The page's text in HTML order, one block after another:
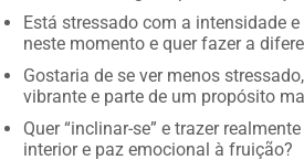
Está stressado com a intensidade
neste momento e quer fazer a
Gostaria de se ver menos
vibrante e parte de um propósito
Quer “inclinar-se” e trazer
interior e paz emocional à fruição?